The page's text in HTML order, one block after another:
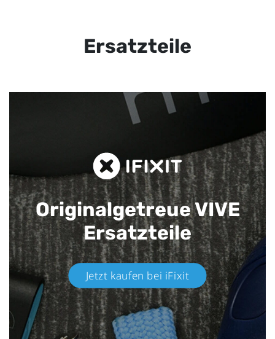
Ersatzteile
Originalgetreue VIVE
Ersatzteile
Jetzt kaufen bei iFixit​